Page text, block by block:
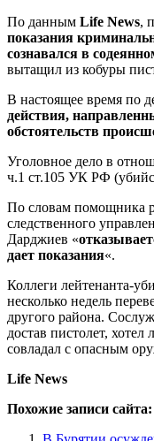
По данным Life News,
показания
сознавался в
вытащил из кобуры
В настоящее время по
действия,
обстоятельств
Уголовное дело в
ч.1 ст.105 УК РФ
По словам помощника
следственного
Дарджиев «
дает показания«.
Коллеги лейтенанта-
несколько недель
другого района.
достав пистолет,
совладал с опасным
Life News
Похожие записи сайта: